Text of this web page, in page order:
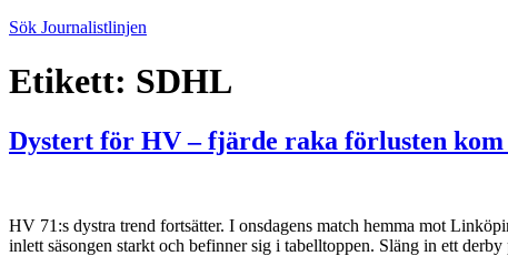
Sök Journalistlinjen
Etikett: SDHL
Dystert för HV – fjärde raka förlusten
HV 71:s dystra trend fortsätter. I onsdagens match hemma mot
inlett säsongen starkt och befinner sig i tabelltoppen. Släng in ett